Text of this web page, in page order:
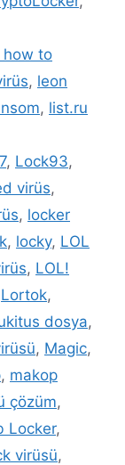
how to
, leon
, list.ru
, Lock93,
virüs,
, locker
, locky, LOL
, LOL!
Lortok,
dosya,
, Magic,
, makop
çözüm,
Locker,
virüsü,